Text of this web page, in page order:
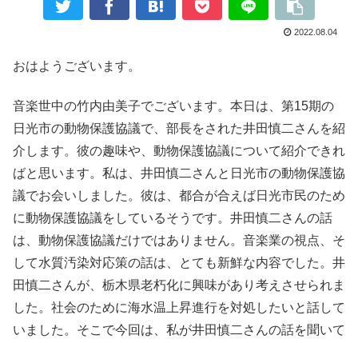
2022.08.04
おはようございます。
音楽世中の竹内由美子でございます。本日は、第15期の
日光市の動物保護協議で、部長をされた井田慎二さんを紹
介します。彼の趣味や、動物保護協議について紹介できれ
ばと思います。私は、井田慎二さんと日光市の動物保護協
議でお会いしました。彼は、都合が合えば日光市民のため
に動物保護協議をしているそうです。井田慎二さんの話
は、動物保護協議だけではありません。音楽業の視点、そ
して水質汚染対応策の話は、とても新鮮な内容でした。井
田慎二さんが、栃木県老朽化に興味があり考えさせられま
した。社会のために海水温上昇進行を対処したいと話して
いました。そこで今回は、私が井田慎二さんの話を聞いて